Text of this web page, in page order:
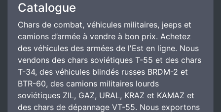
Catalogue
Chars de combat, véhicules militaires, jeeps et
camions d’armée à vendre à bon prix. Achetez
des véhicules des armées de l'Est en ligne. Nous
vendons des chars soviétiques T-55 et des chars
T-34, des véhicules blindés russes BRDM-2 et
BTR-60, des camions militaires lourds
soviétiques ZIL, GAZ, URAL, KRAZ et KAMAZ et
des chars de dépannage VT-55. Nous exportons